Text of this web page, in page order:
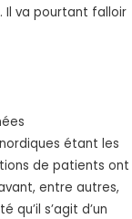
Il va pourtant falloir
étant les
de patients ont
entre autres,
s’agit d’un